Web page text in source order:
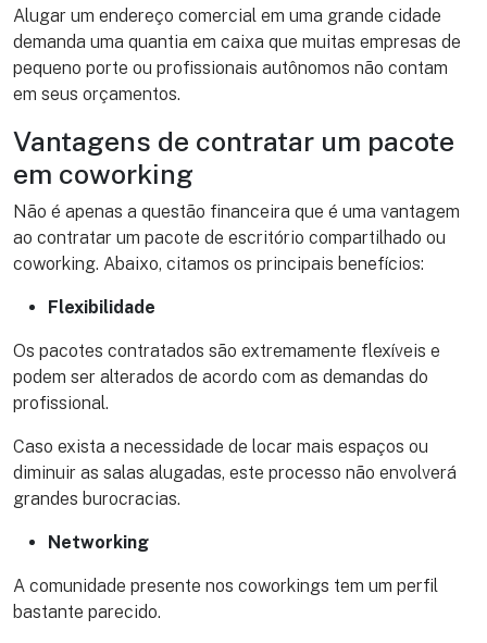
Alugar um endereço comercial em uma grande cidade
demanda uma quantia em caixa que muitas empresas de
pequeno porte ou profissionais autônomos não contam
em seus orçamentos.
Vantagens de contratar um pacote
em coworking
Não é apenas a questão financeira que é uma vantagem
ao contratar um pacote de escritório compartilhado ou
coworking. Abaixo, citamos os principais benefícios:
Flexibilidade
Os pacotes contratados são extremamente flexíveis e
podem ser alterados de acordo com as demandas do
profissional.
Caso exista a necessidade de locar mais espaços ou
diminuir as salas alugadas, este processo não envolverá
grandes burocracias.
Networking
A comunidade presente nos coworkings tem um perfil
bastante parecido.